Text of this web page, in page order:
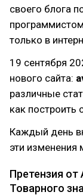
своего блога
только в
19 сентября
нового сайта:
различные
как построить
Каждый день
эти изменения
Претензия от
Товарного